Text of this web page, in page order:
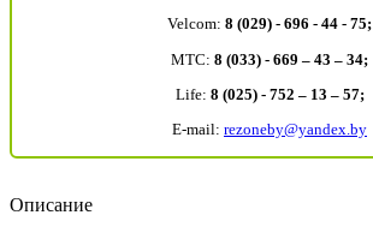
Velcom: 8 (029) - 696 - 44 - 75;
MTC: 8 (033) - 669 – 43 – 34;
Life: 8 (025) - 752 – 13 – 57;
E-mail: rezoneby@yandex.by
Описание